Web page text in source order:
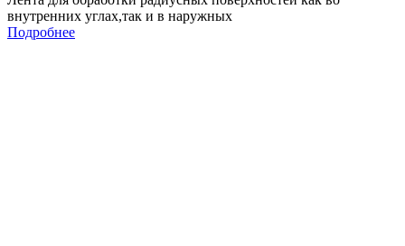
внутренних углах,так и в наружных
Подробнее